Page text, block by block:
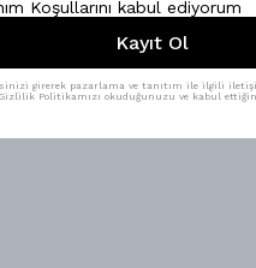
Koşullarını kabul ediyorum
Kayıt Ol
girerek pazarlama ve tanıtım ile ilgili
Politikamızı okuduğunuzu ve kabul